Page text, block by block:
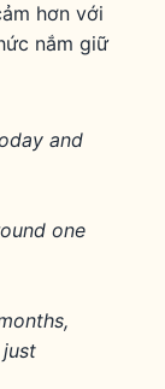
hơn với
nắm giữ
and
one